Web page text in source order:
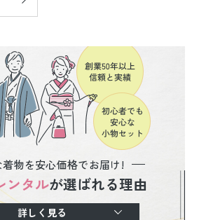
物を安心価格でお届け!
ンタルが選ばれる理由
詳しく見る